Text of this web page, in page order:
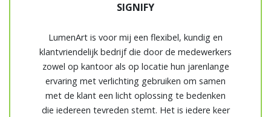
SIGNIFY
LumenArt is voor mij een flexibel, kundig en
klantvriendelijk bedrijf die door de medewerkers
zowel op kantoor als op locatie hun jarenlange
ervaring met verlichting gebruiken om samen
met de klant een licht oplossing te bedenken
die iedereen tevreden stemt. Het is iedere keer